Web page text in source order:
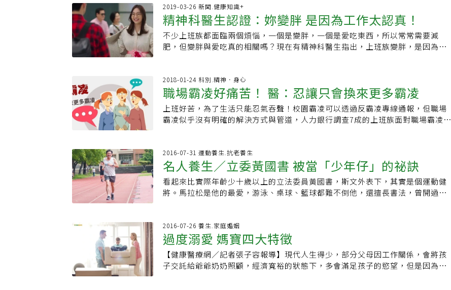
蕭瑤說，在印尼水深火熱的那些年，她盡量不讓孩子感受到生活的苦，「我會告
訴他們一天24小時，有白天、有黑夜，黑夜過去，黎明就會到來。」 不憂煩未
來，只盼現在過得好 先生不在家時，她會帶著兒女偷偷出去逛街，「在苦難時，
我要給孩子們希望、快樂。」但是，那段不幸的日子實在是太長了，逃出印尼的
闖出一條路，她陪著女兒晉升為星媽，偶爾接些母親的角色，像2019年在《我們
與惡的距離》中，扮演丁美媚的母親。她笑道：「年紀大，記性不好，只能接台
詞少的戲，不然會有壓力。」 「曾有算命的說，我在60歲會有事業，我說不可
能。」多年前朋友找她合夥，她當起「蕭董」。會跳舞、學導演的William，3年
前回台定居。1年半前，一家3口合資成立「瘋狂家族影像製作有限公司」，接廣
曲折愈多，抗壓力就更高；與其去擔憂未來，不如放輕鬆，把現在的自己過
好。」●原文刊載網址●延伸閱讀：．夫妻關係，不是「放軟態度」就會改變！
陳安儀：打開內心所有抽屜，才能擁抱真幸福．得巴金森氏症，也有光鮮亮麗的
權利！生病並不可恥，需要的是別人的幫忙不需要憐憫．想當「上流老人」，現
在就讓自己過得好！中年後打造「優老計畫」，從這一步開始做起
能力、認知能力和壓力紓解是有極大的幫助的，無論你夠不夠專業、做得夠不夠
好都無所謂，投入創意類活動對你的生活各方面都會有所益處的。參考資料：1.
《VerywellMind》：How Creativity Positively Impacts Your Health2.
《Greater Good》：Ten Habits of Highly Creative People※本文由
過滲花技術處理的拋光磚，擁有各種仿石、仿木的紋路效果。•運用方式：服務
型陽台無法避免用水，若想展現自然感，適合選用拋光磚。通體磚•特點：又稱
為無釉磚，表面不上釉，正反面材質和色澤一樣。•優點：耐磨性和防滑性是所
有磁磚中最好的。•缺點：花色的設計比不上釉面磚。•運用方式：適合用在顏
色較素的陽台地面。★設計小竅門若覺得常規地面磚的花色比較單一，不妨選擇
等特殊造型地磚，打破傳統空間理念，提升陽台的裝飾度以及層次感，更顯豐
富。木材：增加生活型陽台的溫馨感木材是一種「暖性」材料，給人溫馨、舒適
的感覺，且顯得典雅、自然。對於生活型陽台的地面選材，顯然木材比堅硬、冰
冷的地磚更討人喜歡。而一些經過處理的木材，基本上不會受到環境影響，對於
蛀，同時防水、防腐，可以承受戶外比較惡劣的環境。其氣質貼近自然，和花花
草草能完美融合，讓陽台充滿生機與活力。•缺點：因自身具熱脹冷縮特性，若
沒有經過特殊處理，變形比較嚴重。防腐木一般會有5mm的留縫，視覺效果粗
獷，不太適合和洗衣機或一般系統櫃搭配。Info 防腐木的施工要點在施工時，應
盡可能使用防腐木現有的尺寸，如需切割、鑽孔時，必須使用木材防腐劑進行塗
浸式鍍鋅緊固件或者不鏽鋼五金件。當防腐木表面用戶外防護塗料或油漆類塗料
塗刷完後，為了達到最佳效果，48小時內應避免人員在上面走動或移動重物，以
免破壞防腐木表面已形成的保護膜。若想取得更好的防髒效果，必要時可在防腐
木表層再做一道戶外專用的油漆處理。塑木板•特點：高科技綠色環保新型裝飾
體造成消化代謝的負擔最輕，如此，身心靈的整合能更容易一些。 靜心好食清單
這一周，來了解一下什麼是真正能帶給你滿滿元氣的好食物。◎酪梨：含有能保
護你的優質油脂，益腦顧心，營養價值媲美母乳。不過酪梨熱量高，有減重需求
的人，建議和朋友一同分享。接受酪梨滋養，願你重拾真誠無憂的赤子之心。◎
果：提供生命力的能量寶石。小小一粒，掌握著抗氧化的祕密。我不會說「吃草
莓、藍莓的女人不會老」，但肯定老得比隔壁那個愛生氣的慢。◎不加糖的新鮮
柳橙汁：有人美稱它是「上帝做出來的蒸餾水」，意思是勸人與其生病時才來喝
藥，不如在健康時就把它當成預防疾病的飲料。更棒的是，它還很好喝！請盡量
選擇現壓現榨的，並在半個小時內喝完。◎無花果：除了搭配起司很美味，它還
別血糖失衡所引起的情緒暴衝。世事已無常，若再加上雲霄飛車式的喜怒無常，
那做人還真難。圖個細水長流的快樂，請試試奇異果！另提供一個舒暢祕方：果
皮刷洗乾淨，連皮帶肉吃，便祕有解。◎木瓜：萬一吃了暗黑食物別太擔心，木
瓜會救你。肚子鬧脾氣、情緒有點糟，何以解憂？唯有木瓜。木瓜富含酵素，堪
表最強的防癌家族。空污來襲，它們還能顧好你的肺。家族成員包含：綠的白的
花椰菜、紫的白的高麗菜，白菜、蘿蔔、甘藍……，有機會不妨到菜園裡看看，
花開四瓣成十字型的就是。◎香草家族：鼠尾草、迷迭香、百里香，在家種幾
盆，可造景、可入菜、可聞香，一舉三得。我特別看重它們的抗菌力，希望由它
們來幫你增強對環境的適應力與抗壓力。此外，烹飪善用香草，調味料還能少用
社交、工作退步，抱怨被監聽、監視，疑神疑鬼，思考或言談缺乏組織、無法規
律生活等，都可能是罹病警訊。思覺失調症在早年被稱為「精神分裂症」，由於
讓許多病友與家屬因為社會的不解與標籤化，難以得到支持與幫助，經正名為
「思覺失調症」。劉怡君舉例，一名30多歲粉領族從事服務業多年，開始恍神、
自言自語，甚至無故與顧客吵架，主管已查覺異狀，建議就醫，但家屬無法接
改變，例如社交退縮、不想工作、常抱怨身體痛，但檢查又正常，對聲音過度敏
感、疑神疑鬼等；疾病一旦發展至急性期，性格迥異，易激躁，妄想有人要加
害、被監聽、監視，若無及早治療，個案認知功能將會提早的退化，降低獨立自
主的生活能力。劉怡君指出， 「思覺失調症」 常在青壯年發病，因此常被誤認為
無法規則就醫的個案也可以選擇居家治療。劉怡君提醒， 良好的家庭支持，顯著
降低疾病的復發率，因此家屬如何適度減壓，包括安排休閒活動、參加支持團
體、找心理專業人員諮商等，相當重要。
2019-03-26 新聞.健康知識+
精神科醫生認證：妳變胖 是因為工作太認真！
不少上班族都面臨兩個煩惱，一個是變胖，一個是愛吃東西，所以常常需要減
肥，但變胖與愛吃真的相關嗎？現在有精神科醫生指出，上班族變胖，是因為抗
是對許多事情要求完美，讓別人稱讚自己「抗壓性很夠」，或是在面試時，也總
會說自己有很重的抗壓力，因為我們都怕被說是「草莓族」。但精神科醫生陳嬿
伊在新書「心好累：抗壓力太強反而會生病，精神科醫師教你不再被壓力擊垮的
30個練習」卻提到，「就是因為抗壓性太好，大家才會容易生病！」甚至因此變
胖。其實抗壓性高，另一個方向來看，就是累積了過多的壓力，當身體累積太多
是否壓力太大了。包括工作忙卻持續發胖、休假時卻越休越累、莫名其妙胸痛、
睡不好狂做夢、每件事情都親力親為、工作是壓垮情緒的最後稻草、常常生氣卻
說不出口等。以上徵兆，都是代表壓力太大了，醫生提醒，特別是生理狀況失
調，一定要記得去看醫生，這樣才能有效解決。當然最重要的是，試著讓自己不
2018-01-24 科別.精神．身心
職場霸凌好痛苦！ 醫：忍讓只會換來更多霸凌
上班好苦，為了生活只能忍氣吞聲！校園霸凌可以透過反霸凌專線通報，但職場
霸凌似乎沒有明確的解決方式與管道，人力銀行調查7成的上班族面對職場霸凌會
慘，走投無路任人宰割。誠所謂「軟土深掘」、「柿子挑軟的吃」 、「人善被欺
馬善被騎」。善用手機蒐證自保、讓「該知道的人都知道」，這才是解決之道。
怎樣構成職場霸凌？ 玉里醫院精神科醫師孔繁錦指出，職場霸凌是指發生在職場
上，加害人藉由權力濫用與不公平的處罰所造成的持續性的冒犯、貶低、孤立等
行為，讓受害人感到挫折、威脅、羞辱、孤立，承受龐大身心壓力。職場霸凌可
羞辱、冷嘲熱諷，都會讓受害人心理產生壓力。孔繁錦強調，遭受霸凌時多數人
會選擇隱忍，但是「忍讓只會換來更多霸凌」，他建議受害者一定要向值得信賴
的同事傾訴，並將遭受霸凌的事實「讓該知道的人知道」，才有可能抑制霸凌行
為。 職場霸凌身心崩潰 你可以這樣做 不少人遭受職場霸凌都選擇隱忍，孔繁錦
2016-07-31 運動養生.抗老養生
名人養生／立委黃國書 被當「少年仔」的祕訣
看起來比實際年齡少十歲以上的立法委員黃國書，斯文外表下，其實是個運動健
將。馬拉松是他的最愛，游泳、桌球、籃球都難不倒他，還擅長書法，曾開過大
人物行程很緊湊，要選民服務、質詢又要跑攤，忙碌加上飲食不正常，許多人往
往身材變形或外貌衰老，但他卻一直維持好體力與身材，明明已50多歲，還被誤
認為是30多歲的「少年仔」。要如何養生？維持年輕外表和身材，黃國書自有一
套「過生活」的哲理，身體、心靈內定兼修。熱愛美食卻不胖 全靠運動「身體的
健康別無他法，就是要多運動！」黃國書說。因自己時間有限，他只要一有空，
2016-07-26 養生.家庭婚姻
過度溺愛 媽寶四大特徵
【健康醫療網／記者張子容報導】現代人生得少，部分父母因工作關係，會將孩
子交託給爺爺奶奶照顧，經濟寬裕的狀態下，多會滿足孩子的慾望，但是因為隔